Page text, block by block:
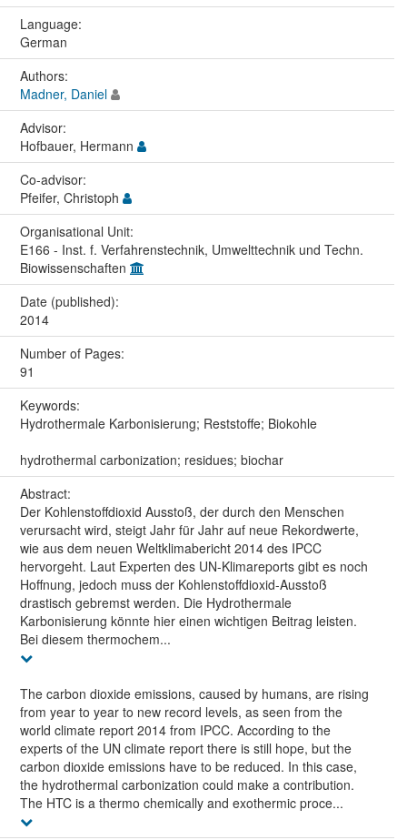
Language:
German
Authors:
Madner, Daniel
Advisor:
Hofbauer, Hermann
Co-advisor:
Pfeifer, Christoph
Organisational Unit:
E166 - Inst. f. Verfahrenstechnik, Umwelttechnik und Techn.
Biowissenschaften
Date (published):
2014
Number of Pages:
91
Keywords:
Hydrothermale Karbonisierung; Reststoffe; Biokohle
hydrothermal carbonization; residues; biochar
Abstract:
Der Kohlenstoffdioxid Ausstoß, der durch den Menschen
verursacht wird, steigt Jahr für Jahr auf neue Rekordwerte,
wie aus dem neuen Weltklimabericht 2014 des IPCC
hervorgeht. Laut Experten des UN-Klimareports gibt es noch
Hoffnung, jedoch muss der Kohlenstoffdioxid-Ausstoß
drastisch gebremst werden. Die Hydrothermale
Karbonisierung könnte hier einen wichtigen Beitrag leisten.
Bei diesem thermochem...
The carbon dioxide emissions, caused by humans, are rising
from year to year to new record levels, as seen from the
world climate report 2014 from IPCC. According to the
experts of the UN climate report there is still hope, but the
carbon dioxide emissions have to be reduced. In this case,
the hydrothermal carbonization could make a contribution.
The HTC is a thermo chemically and exothermic proce...